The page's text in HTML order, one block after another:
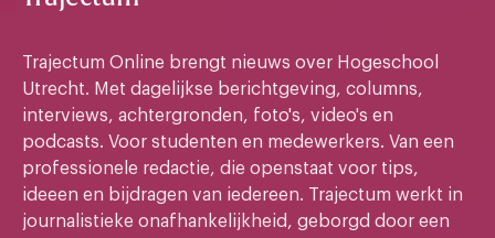
Trajectum Online brengt nieuws over Hogeschool
Utrecht. Met dagelijkse berichtgeving, columns,
interviews, achtergronden, foto's, video's en
podcasts. Voor studenten en medewerkers. Van een
professionele redactie, die openstaat voor tips,
ideeen en bijdragen van iedereen. Trajectum werkt in
journalistieke onafhankelijkheid, geborgd door een